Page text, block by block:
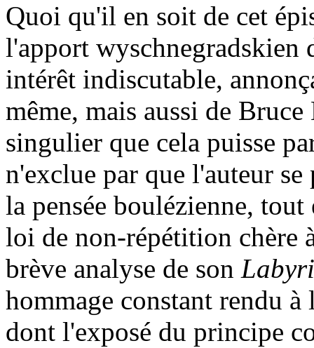
Quoi qu'il en soit de cet
l'apport wyschnegradskien
intérêt indiscutable,
même, mais aussi de
singulier que cela puisse
n'exclue par que l'auteur se
la pensée boulézienne,
loi de non-répétition chère
brève analyse de son
hommage constant rendu
dont l'exposé du principe